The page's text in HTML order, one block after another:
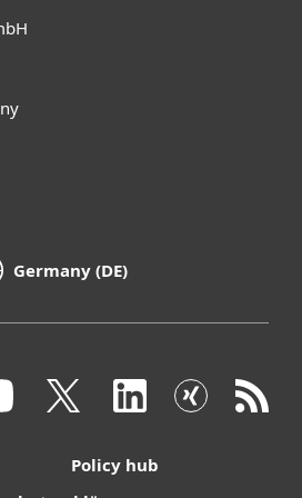
Germany (DE)
Policy hub